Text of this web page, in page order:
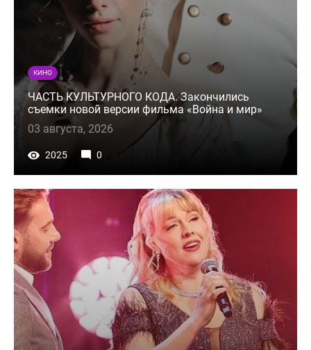
КИНО
ЧАСТЬ КУЛЬТУРНОГО КОДА. Закончились
съемки новой версии фильма «Война и мир»
03 августа, 2026
2025 0